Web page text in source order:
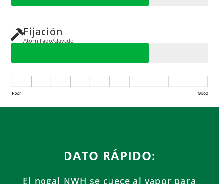
Fijación
Atornillado/clavado
DATO RÁPIDO:
El nogal NWH se cuece al vapor para